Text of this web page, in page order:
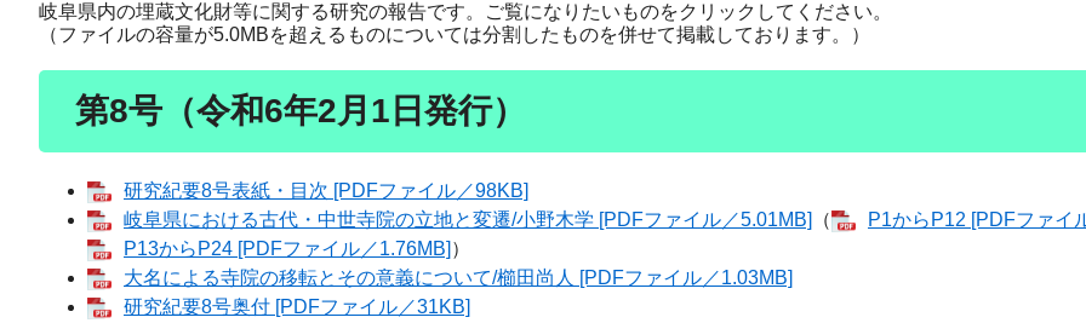
岐阜県内の埋蔵文化財等に関する研究の報告です。ご覧になりたいものをクリックしてください。
（ファイルの容量が5.0MBを超えるものについては分割したものを併せて掲載しております。）
第8号（令和6年2月1日発行）
研究紀要8号表紙・目次 [PDFファイル／98KB]
岐阜県における古代・中世寺院の立地と変遷/小野木学 [PDFファイル／5.01MB]
（
P1からP12 [PDFファイ
P13からP24 [PDFファイル／1.76MB] ）
大名による寺院の移転とその意義について/櫛田尚人 [PDFファイル／1.03MB]
研究紀要8号奥付 [PDFファイル／31KB]